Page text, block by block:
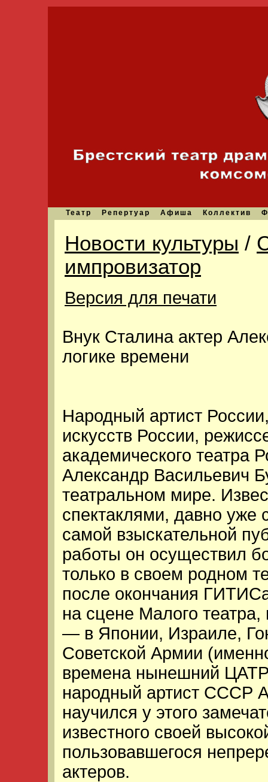
Театр Репертуар Афиша Коллектив
Новости культуры /
импровизатор
Версия для печати
Внук Сталина актер
логике времени
Народный артист
искусств России,
академического театра
Александр Васильевич
театральном мире.
спектаклями, давно уже
самой взыскательной
работы он осуществил
только в своем родном
после окончания
на сцене Малого
— в Японии, Израиле,
Советской Армии
времена нынешний
народный артист СССР
научился у этого
известного своей
пользовавшегося
актеров.